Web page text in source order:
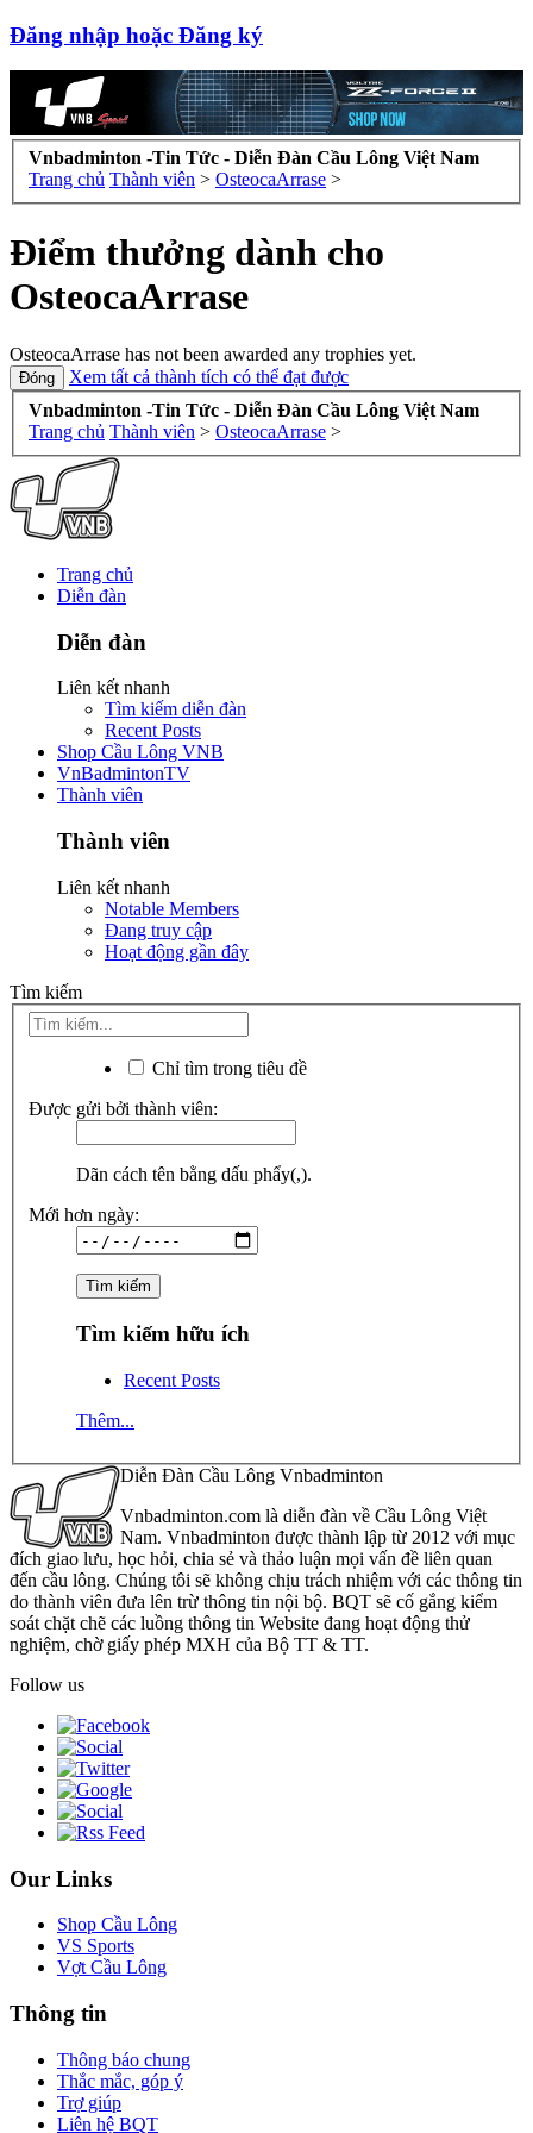
Đăng nhập hoặc Đăng ký
Vnbadminton -Tin Tức - Diễn Đàn Cầu Lông Việt Nam
Trang chủ Thành viên > OsteocaArrase >
Điểm thưởng dành cho
OsteocaArrase
OsteocaArrase has not been awarded any trophies yet.
Xem tất cả thành tích có thể đạt được
Vnbadminton -Tin Tức - Diễn Đàn Cầu Lông Việt Nam
Trang chủ Thành viên > OsteocaArrase >
Trang chủ
Diễn đàn
Diễn đàn
Liên kết nhanh
Tìm kiếm diễn đàn
Recent Posts
Shop Cầu Lông VNB
VnBadmintonTV
Thành viên
Thành viên
Liên kết nhanh
Notable Members
Đang truy cập
Hoạt động gần đây
Tìm kiếm
Chỉ tìm trong tiêu đề
Được gửi bởi thành viên:
Dãn cách tên bằng dấu phẩy(,).
Mới hơn ngày:
Tìm kiếm hữu ích
Recent Posts
Thêm...
Diễn Đàn Cầu Lông Vnbadminton
Vnbadminton.com là diễn đàn về Cầu Lông Việt
Nam. Vnbadminton được thành lập từ 2012 với mục
đích giao lưu, học hỏi, chia sẻ và thảo luận mọi vấn đề liên quan
đến cầu lông. Chúng tôi sẽ không chịu trách nhiệm với các thông tin
do thành viên đưa lên trừ thông tin nội bộ. BQT sẽ cố gắng kiểm
soát chặt chẽ các luồng thông tin Website đang hoạt động thử
nghiệm, chờ giấy phép MXH của Bộ TT & TT.
Follow us
Our Links
Shop Cầu Lông
VS Sports
Vợt Cầu Lông
Thông tin
Thông báo chung
Thắc mắc, góp ý
Trợ giúp
Liên hệ BQT